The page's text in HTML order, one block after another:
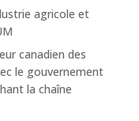
agricole et
canadien des
le gouvernement
la chaîne